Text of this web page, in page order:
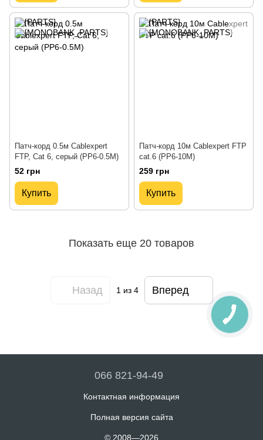
Патч-корд 0.5м Cablexpert
FTP, Cat 6, серый (PP6-0.5M)
52 грн
Купить
Патч-корд 10м Cablexpert FTP
cat.6 (PP6-10M)
259 грн
Купить
Показать еще 20 товаров
Назад 1из 4 Вперед
066 821-94-49
Контактная информация
Полная версия сайта
© 2008—2026